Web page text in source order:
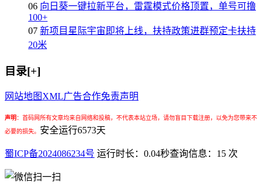
06 向日葵一键拉新平台，雷霆模式价格顶置，单号可撸
100+
07 新项目星际宇宙即将上线，扶持政策进群预定卡扶持
20米
目录[+]
网站地图 XML广告合作免责声明
声明： 首码网所有文章均来自网络和投稿，不代表本站立场，请勿盲目下载注册，以免为您带来不
必要的损失。 安全运行6573天
蜀ICP备2024086234号 运行时长：0.04秒查询信息：15 次